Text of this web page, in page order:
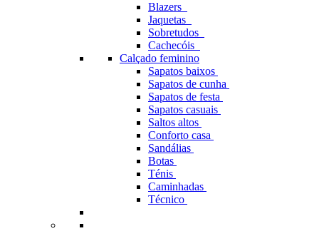
Blazers
Jaquetas
Sobretudos
Cachecóis
Calçado feminino
Sapatos baixos
Sapatos de cunha
Sapatos de festa
Sapatos casuais
Saltos altos
Conforto casa
Sandálias
Botas
Ténis
Caminhadas
Técnico